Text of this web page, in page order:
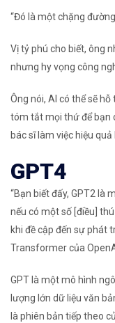
“Đó là một chặng
Vị tỷ phú cho biết, ông
nhưng hy vọng công
Ông nói, AI có thể sẽ
tóm tắt mọi thứ để bạn
bác sĩ làm việc hiệu quả
GPT4
“Bạn biết đấy, GPT2 là
nếu có một số [điều]
khi đề cập đến sự phát
Transformer của
GPT là một mô hình
lượng lớn dữ liệu văn
là phiên bản tiếp theo